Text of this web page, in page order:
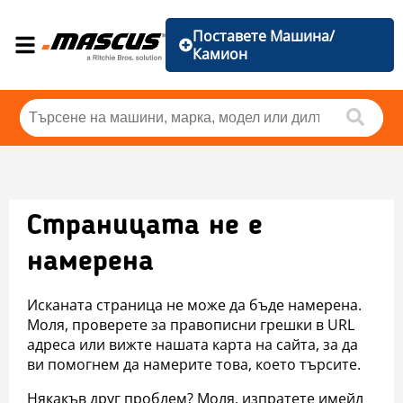
Поставете Машина/
Камион
Страницата не е
намерена
Исканата страница не може да бъде намерена.
Моля, проверете за правописни грешки в URL
адреса или вижте нашата карта на сайта, за да
ви помогнем да намерите това, което търсите.
Някакъв друг проблем? Моля, изпратете имейл